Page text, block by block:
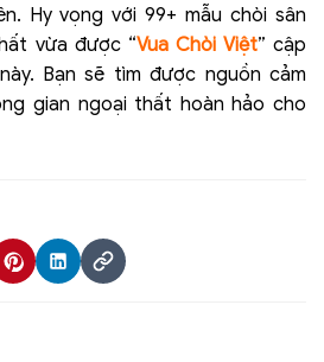
Hy vọng với 99+ mẫu chòi sân
vừa được “Vua Chòi Việt” cập
Bạn sẽ tìm được nguồn cảm
gian ngoại thất hoàn hảo cho